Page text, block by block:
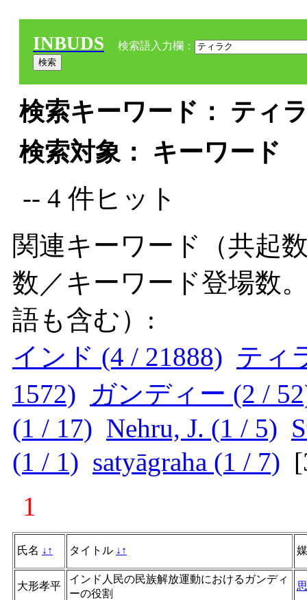
INBUDS 検索語入力欄：
検索キーワード： ティ
検索対象： キーワード
-- 4 件ヒット
関連キーワード（共起
数／キーワード登場数
語も含む）:
インド (4 / 21888) ティ
1572)
ガンディー (2 /
(1 / 17) Nehru, J. (1 / 5)
(1 / 1) satyāgraha (1 / 7) [
1
氏名 ↓ ↑ タイトル ↓ ↑
大形孝平
インド人民の民族解放運動におけるガンディ
ーの役割